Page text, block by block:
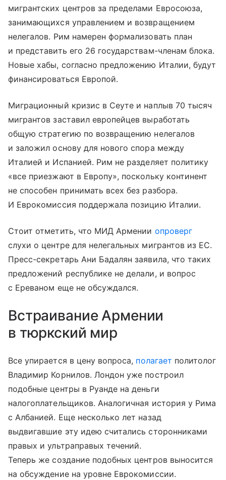
мигрантских центров за пределами Евросоюза,
занимающихся управлением и возвращением
нелегалов. Рим намерен формализовать план
и представить его 26 государствам-членам блока.
Новые хабы, согласно предложению Италии, будут
финансироваться Европой.
Миграционный кризис в Сеуте и наплыв 70 тысяч
мигрантов заставил европейцев выработать
общую стратегию по возвращению нелегалов
и заложил основу для нового спора между
Италией и Испанией. Рим не разделяет политику
«все приезжают в Европу», поскольку континент
не способен принимать всех без разбора.
И Еврокомиссия поддержала позицию Италии.
Стоит отметить, что МИД Армении опроверг
слухи о центре для нелегальных мигрантов из ЕС.
Пресс-секретарь Ани Бадалян заявила, что таких
предложений республике не делали, и вопрос
с Ереваном еще не обсуждался.
Встраивание Армении
в тюркский мир
Все упирается в цену вопроса, полагает политолог
Владимир Корнилов. Лондон уже построил
подобные центры в Руанде на деньги
налогоплательщиков. Аналогичная история у Рима
с Албанией. Еще несколько лет назад
выдвигавшие эту идею считались сторонниками
правых и ультраправых течений.
Теперь же создание подобных центров выносится
на обсуждение на уровне Еврокомиссии.